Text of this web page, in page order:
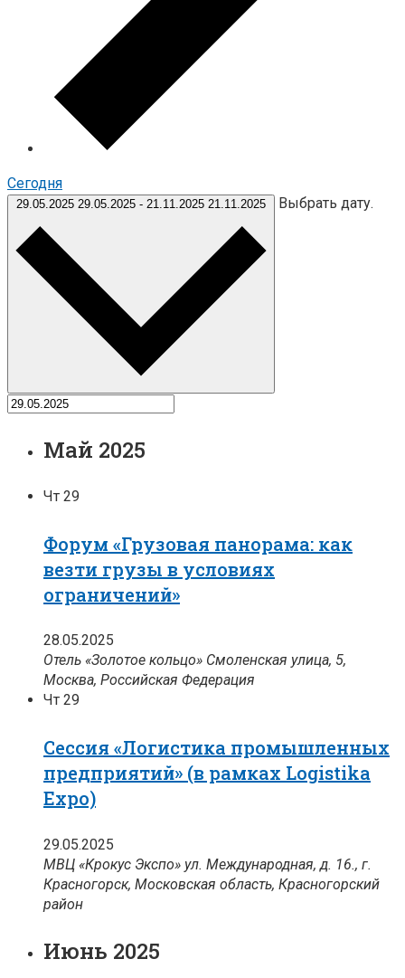
Cегодня
29.05.2025 29.05.2025 - 21.11.2025 21.11.2025 Выбрать дату.
Май 2025
Чт 29
Форум «Грузовая панорама: как
везти грузы в условиях
ограничений»
28.05.2025
Отель «Золотое кольцо» Смоленская улица, 5,
Москва, Российская Федерация
Чт 29
Сессия «Логистика промышленных
предприятий» (в рамках Logistika
Expo)
29.05.2025
МВЦ «Крокус Экспо» ул. Международная, д. 16., г.
Красногорск, Московская область, Красногорский
район
Июнь 2025